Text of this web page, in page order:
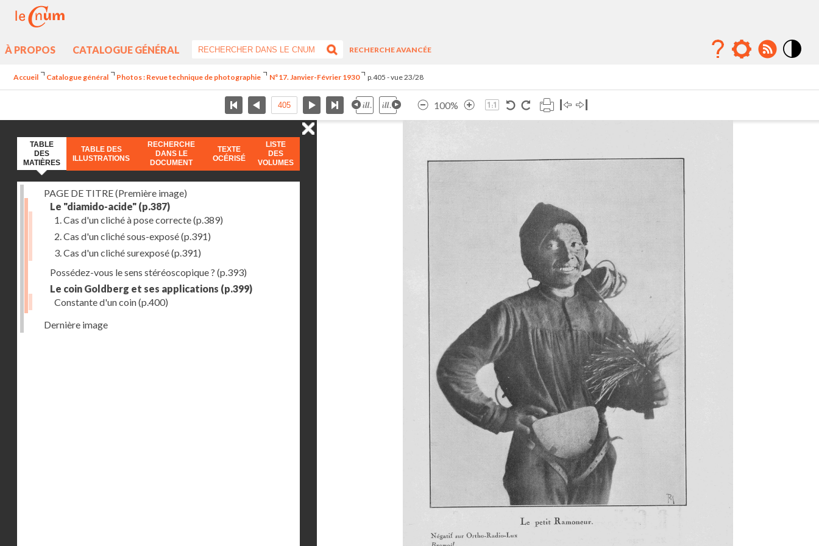
À PROPOS CATALOGUE GÉNÉRAL
RECHERCHE AVANCÉE
Accueil Catalogue général Photos : Revue technique de photographie N°17. Janvier-Février 1930 p.405 - vue 23/28
100%
TABLE
DES
MATIÈRES
TABLE DES
ILLUSTRATIONS
RECHERCHE
DANS LE
DOCUMENT
TEXTE
OCÉRISÉ
LISTE
DES
VOLUMES
PAGE DE TITRE (Première image)
Le "diamido-acide" (p.387)
1. Cas d'un cliché à pose correcte(p.389)
2. Cas d'un cliché sous-exposé(p.391)
3. Cas d'un cliché surexposé(p.391)
Possédez-vous le sens stéréoscopique ? (p.393)
Le coin Goldberg et ses applications (p.399)
Constante d'un coin(p.400)
Dernière image